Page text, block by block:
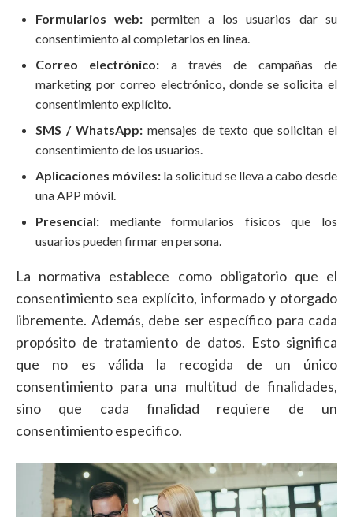
Formularios web: permiten a los usuarios dar su
consentimiento al completarlos en línea.
Correo electrónico: a través de campañas de
marketing por correo electrónico, donde se solicita el
consentimiento explícito.
SMS / WhatsApp:mensajes de texto que solicitan el
consentimiento de los usuarios.
Aplicaciones móviles: la solicitud se lleva a cabo desde
una APP móvil.
Presencial: mediante formularios físicos que los
usuarios pueden firmar en persona.
La normativa establece como obligatorio que el
consentimiento sea explícito, informado y otorgado
libremente. Además, debe ser específico para cada
propósito de tratamiento de datos. Esto significa
que no es válida la recogida de un único
consentimiento para una multitud de finalidades,
sino que cada finalidad requiere de un
consentimiento especifico.